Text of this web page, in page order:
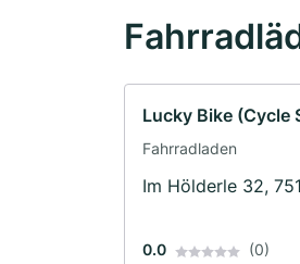
Lucky Bike (Cycle
Fahrradladen
Im Hölderle 32,
0.0 (0)